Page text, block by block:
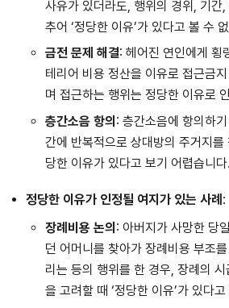
사유가 있더라도, 행위의 경위, 기간,
추어 ‘정당한 이유’가 있다고 볼 수
금전 문제 해결: 헤어진 연인에게 횡
테리어 비용 정산을 이유로 접근금
며 접근하는 행위는 정당한 이유로
층간소음 항의 : 층간소음에 항의하
간에 반복적으로 상대방의 주거지를
당한 이유가 있다고 보기 어렵습니다.
정당한 이유가 인정될 여지가 있는 사례 :
장례비용 논의 : 아버지가 사망한 당
던 어머니를 찾아가 장례비용 부조
리는 등의 행위를 한 경우, 장례의
을 고려할 때 ‘정당한 이유’가 있다